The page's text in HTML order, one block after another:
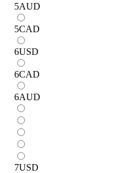
5AUD
5CAD
6USD
6CAD
6AUD
7USD